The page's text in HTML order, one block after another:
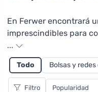
En Ferwer encontrará
imprescindibles para
debería comprar sin
al utilizar tus propias
panadería, verdura y
la producción de
...
Todo Bolsas y
Filtro